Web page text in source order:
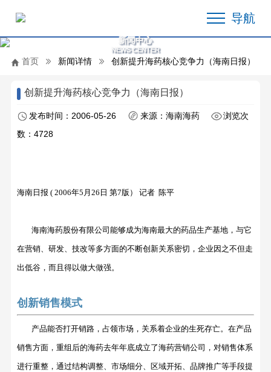
导航
新闻中心
NEWS CENTER
首页 新闻详情 创新提升海药核心竞争力（海南日报）
创新提升海药核心竞争力（海南日报）
发布时间：2006-05-26 来源：海南海药
浏览次
数：4728
海南日报 ( 2006年5月26日 第7版） 记者 陈平
海南海药股份有限公司能够成为海南最大的药品生产基地，与它
在营销、研发、技改等多方面的不断创新关系密切，企业因之不但走
出低谷，而且得以做大做强。
创新销售模式
产品能否打开销路，占领市场，关系着企业的生死存亡。在产品
销售方面，重组后的海药去年年底成立了海药营销公司，对销售体系
进行重整，通过结构调整、市场细分、区域开拓、品牌推广等手段提